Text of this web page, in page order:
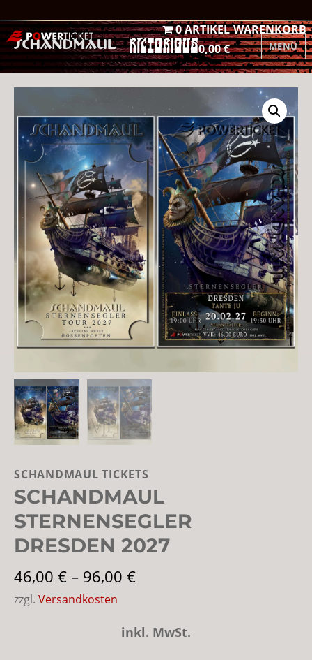
WARENKORB
0 ARTIKEL
0,00 €
MENÜ
SCHANDMAUL TICKETS
SCHANDMAUL
STERNENSEGLER
DRESDEN 2027
46,00 € – 96,00 €
zzgl. Versandkosten
inkl. MwSt.